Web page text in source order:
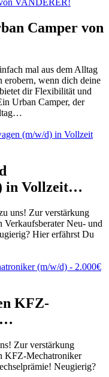
Camper von
mal aus dem Alltag
erobern, wenn dich deine
dir Flexibilität und
Urban Camper, der
in Vollzeit…
uns! Zur verstärkung
Verkaufsberater Neu- und
Hier erfährst Du
KFZ-
…
Zur verstärkung
KFZ-Me​chatroniker
Neugierig?